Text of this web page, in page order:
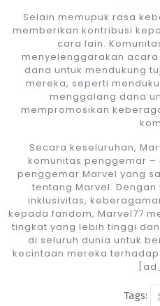
Selain memupuk rasa
memberikan kontribusi
cara lain.
menyelenggarakan
dana untuk mendukung
mereka, seperti
menggalang dana
mempromosikan
Secara keseluruhan,
komunitas penggemar
penggemar Marvel yang
tentang Marvel.
inklusivitas,
kepada fandom, Marvel77
tingkat yang lebih tinggi
di seluruh dunia untuk
kecintaan mereka
Tags: